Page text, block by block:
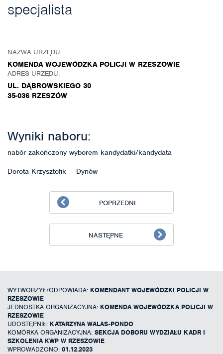
specjalista
NAZWA URZĘDU
KOMENDA WOJEWÓDZKA POLICJI W RZESZOWIE
ADRES URZĘDU:
UL. DĄBROWSKIEGO 30
35-036 RZESZÓW
Wyniki naboru:
nabór zakończony wyborem kandydatki/kandydata
Dorota Krzysztofik Dynów
POPRZEDNI
NASTĘPNE
WYTWORZYŁ/ODPOWIADA: KOMENDANT WOJEWÓDZKI POLICJI W
RZESZOWIE
JEDNOSTKA ORGANIZACYJNA: KOMENDA WOJEWÓDZKA POLICJI W
RZESZOWIE
UDOSTĘPNIŁ: KATARZYNA WALAS-PONDO
KOMÓRKA ORGANIZACYJNA: SEKCJA DOBORU WYDZIAŁU KADR I
SZKOLENIA KWP W RZESZOWIE
WPROWADZONO: 01.12.2023